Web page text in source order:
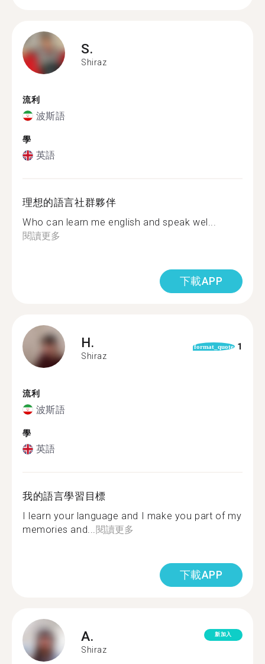
S.
Shiraz
流利
波斯語
學
英語
理想的語言社群夥伴
Who can learn me english and speak wel...
閱讀更多
下載APP
H.
Shiraz
format_quote 1
流利
波斯語
學
英語
我的語言學習目標
I learn your language and I make you part of my
memories and...閱讀更多
下載APP
A.
Shiraz
新加入